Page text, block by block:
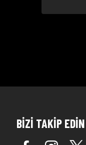
BİZİ TAKİP EDİN